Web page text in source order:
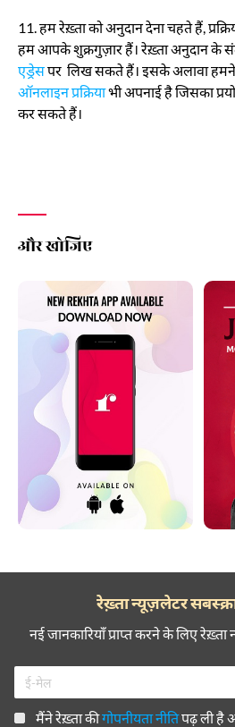
11. हम रेख़्ता को अनुदान देना चहते हैं,
हम आपके शुक्रगुज़ार हैं। रेख़्ता अनुदान के
एड्रेसपर लिख सकते हैं। इसके अलावा
ऑनलाइन प्रक्रियाभी अपनाई है जिसका
कर सकते हैं।
और खोजिए
रेख़्ता न्यूज़लेटर
नई जानकारियाँ प्राप्त करने के लिए
मैंने रेख़्ता कीगोपनीयता नीतिपढ़ ली है